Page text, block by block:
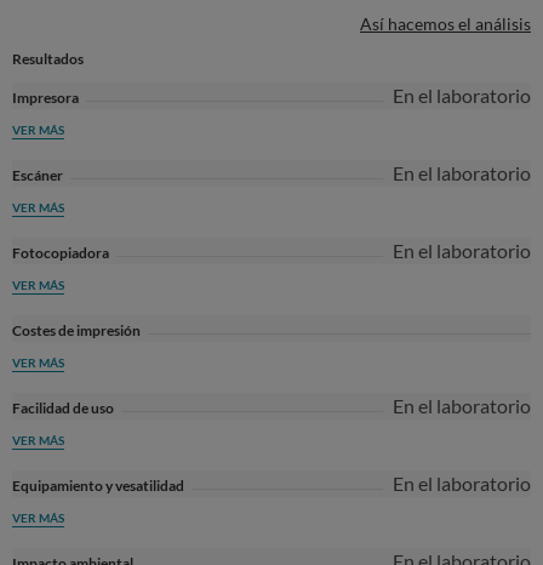
Así hacemos el análisis
Resultados
Impresora En el laboratorio
VER MÁS
Escáner En el laboratorio
VER MÁS
Fotocopiadora En el laboratorio
VER MÁS
Costes de impresión
VER MÁS
Facilidad de uso En el laboratorio
VER MÁS
Equipamiento y vesatilidad En el laboratorio
VER MÁS